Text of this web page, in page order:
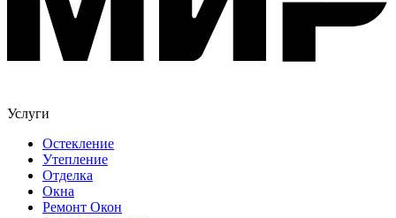
Услуги
Остекление
Утепление
Отделка
Окна
Ремонт Окон